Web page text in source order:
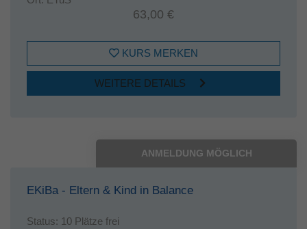
63,00 €
KURS MERKEN
WEITERE DETAILS
ANMELDUNG MÖGLICH
EKiBa - Eltern & Kind in Balance
Status: 10 Plätze frei